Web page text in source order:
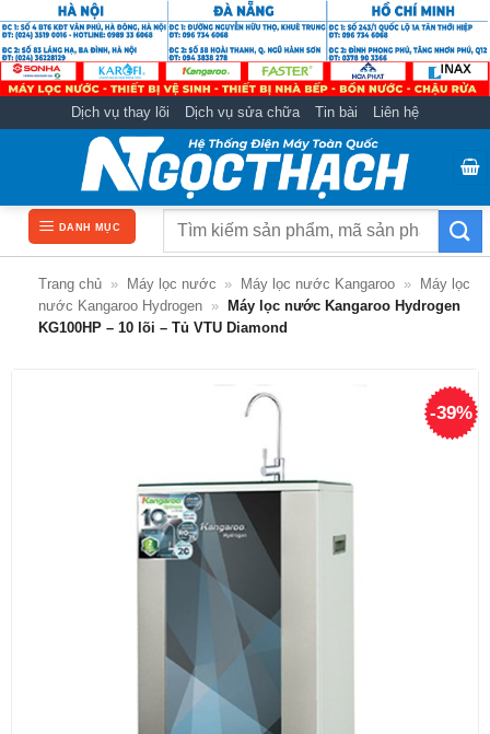
qua
nội
dung
Dịch vụ thay lõi Dịch vụ sửa chữa Tin bài Liên hệ
DANH MỤC
Tìm
Trang chủ » Máy lọc nước » Máy lọc nước Kangaroo »
Máy lọc
nước Kangaroo Hydrogen »
Máy lọc nước Kangaroo Hydrogen
KG100HP – 10 lõi – Tủ VTU Diamond
-39%